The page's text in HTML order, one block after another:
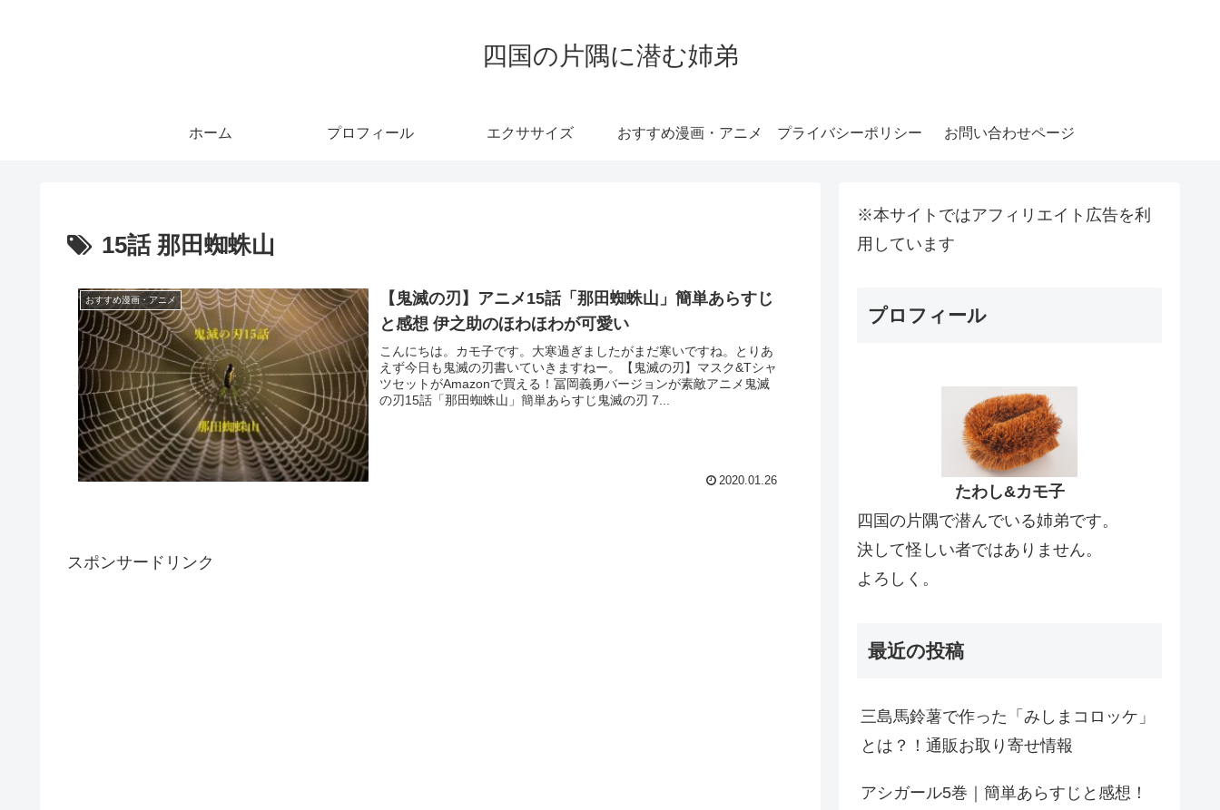
四国の片隅に潜む姉弟
ホーム プロフィール エクササイズ おすすめ漫画・アニメ プライバシーポリシー お問い合わせページ
15話 那田蜘蛛山
おすすめ漫画・アニメ
【鬼滅の刃】アニメ15話「那田蜘蛛山」簡単あらすじ
と感想 伊之助のほわほわが可愛い
こんにちは。カモ子です。大寒過ぎましたがまだ寒いですね。とりあ
えず今日も鬼滅の刃書いていきますねー。【鬼滅の刃】マスク&Tシャ
ツセットがAmazonで買える！冨岡義勇バージョンが素敵アニメ鬼滅
の刃15話「那田蜘蛛山」簡単あらすじ鬼滅の刃 7...
2020.01.26
スポンサードリンク
※本サイトではアフィリエイト広告を利
用しています
プロフィール
たわし&カモ子
四国の片隅で潜んでいる姉弟です。
決して怪しい者ではありません。
よろしく。
最近の投稿
三島馬鈴薯で作った「みしまコロッケ」
とは？！通販お取り寄せ情報
アシガール5巻｜簡単あらすじと感想！